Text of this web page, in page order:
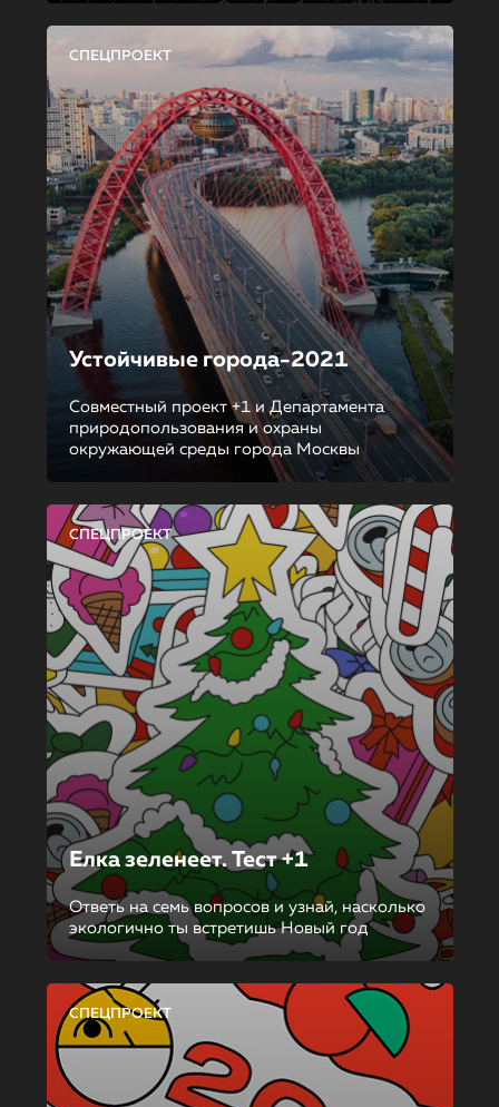
СПЕЦПРОЕКТ
Устойчивые города-2021
Совместный проект +1 и Департамента
природопользования и охраны
окружающей среды города Москвы
СПЕЦПРОЕКТ
Елка зеленеет. Тест +1
Ответь на семь вопросов и узнай, насколько
экологично ты встретишь Новый год
СПЕЦПРОЕКТ